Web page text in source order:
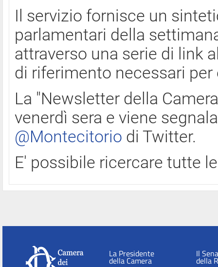
Il servizio fornisce un
parlamentari della
attraverso una serie di link
di riferimento necessari
La "Newsletter della
venerdì sera e viene
@Montecitorio di Twitter.
E' possibile ricercare tutte
La Presidente
della Camera
Il
della